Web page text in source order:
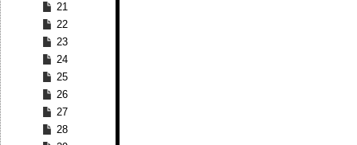
21
22
23
24
25
26
27
28